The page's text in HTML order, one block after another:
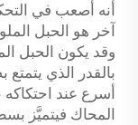
أنه أصعب في
آخر هو الحبل
وقد يكون الحبل
بالقدر الذي يتمتع
أسرع عند
المحاك فيتميَّز